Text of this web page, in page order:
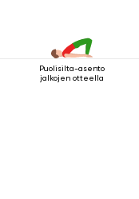
Puolisilta-asento
jalkojen otteella